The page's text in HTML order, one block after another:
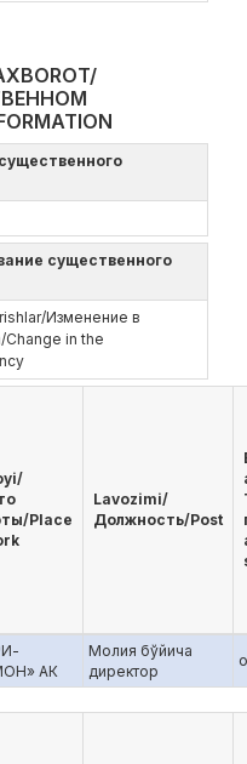
существенного
Изменение в
Change in the
Place
Lavozimi/
Должность/Post
АК
Молия бўйича
директор